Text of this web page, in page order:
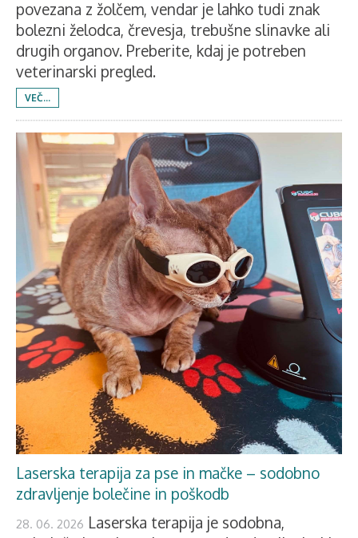
povezana z žolčem, vendar je lahko tudi znak
bolezni želodca, črevesja, trebušne slinavke ali
drugih organov. Preberite, kdaj je potreben
veterinarski pregled.
VEČ...
Laserska terapija za pse in mačke – sodobno
zdravljenje bolečine in poškodb
28. 06. 2026 Laserska terapija je sodobna,